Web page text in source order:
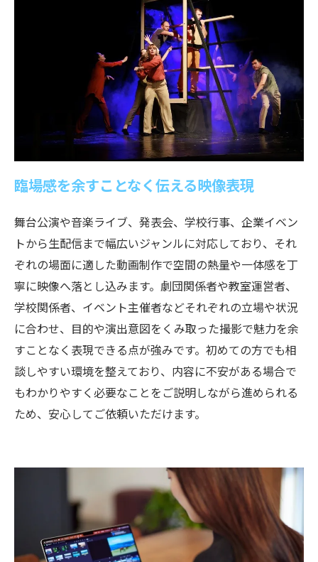
臨場感を余すことなく伝える映像表現
舞台公演や音楽ライブ、発表会、学校行事、企業イベン
トから生配信まで幅広いジャンルに対応しており、それ
ぞれの場面に適した動画制作で空間の熱量や一体感を丁
寧に映像へ落とし込みます。劇団関係者や教室運営者、
学校関係者、イベント主催者などそれぞれの立場や状況
に合わせ、目的や演出意図をくみ取った撮影で魅力を余
すことなく表現できる点が強みです。初めての方でも相
談しやすい環境を整えており、内容に不安がある場合で
もわかりやすく必要なことをご説明しながら進められる
ため、安心してご依頼いただけます。